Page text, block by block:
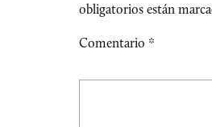
obligatorios están
Comentario *